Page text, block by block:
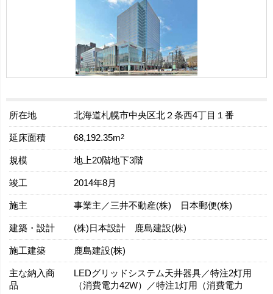
所在地 北海道札幌市中央区北２条西4丁目１番
延床面積 68,192.35m2
規模 地上20階地下3階
竣工 2014年8月
施主 事業主／三井不動産(株) 日本郵便(株)
建築・設計 (株)日本設計 鹿島建設(株)
施工建築 鹿島建設(株)
主な納入商
品
LEDグリッドシステム天井器具／特注2灯用
（消費電力42W）／特注1灯用（消費電力